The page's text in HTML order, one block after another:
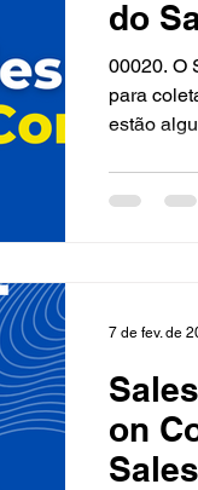
do
00020. O Salesforce Survey é uma ferramenta poderosa
para
estão
on
7 de fev. de